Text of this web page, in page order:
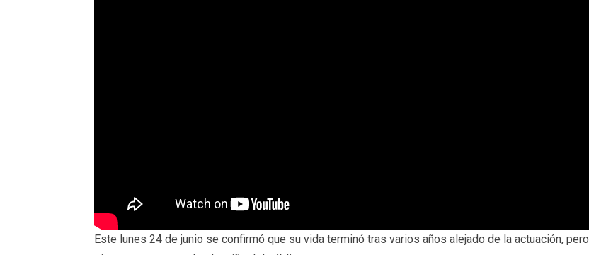
Este lunes 24 de junio se confirmó que su vida terminó tras varios años alejado de la actuación, pero